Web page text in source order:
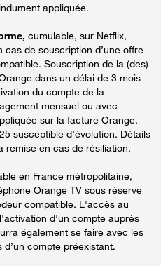
appliquée.
cumulable, sur Netflix,
cas de souscription d’une offre
Souscription de la (des)
dans un délai de 3 mois
du compte de la
mensuel ou avec
sur la facture Orange.
susceptible d’évolution. Détails
remise en cas de résiliation.
en France métropolitaine,
Orange TV sous réserve
compatible. L'accès au
d'un compte auprès
également se faire avec les
compte préexistant.